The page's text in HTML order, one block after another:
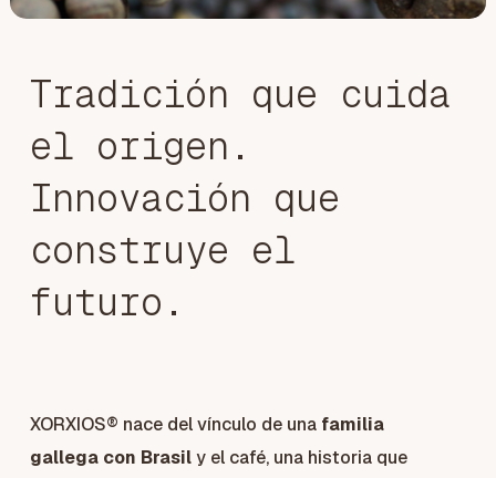
Tradición que cuida
el origen.
Innovación que
construye el
futuro.
XORXIOS® nace del vínculo de una familia
gallega con Brasily el café, una historia que